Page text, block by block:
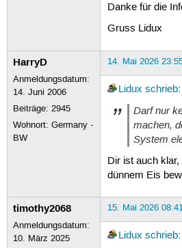
Danke für die
Gruss Lidux
HarryD
Anmeldungsdatum:
14. Juni 2006
Beiträge:2945
Wohnort: Germany -
BW
14. Mai 2026
Lidux schrieb:
Darf nur
machen,
System
Dir ist auch
dünnem Eis
timothy2068
Anmeldungsdatum:
10. März 2025
15. Mai 2026
Lidux schrieb: